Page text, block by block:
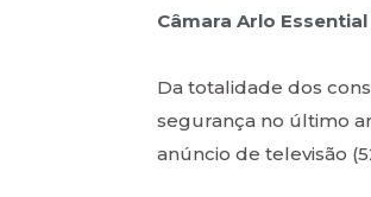
Câmara Arlo
Da totalidade dos
segurança no último
anúncio de televisão